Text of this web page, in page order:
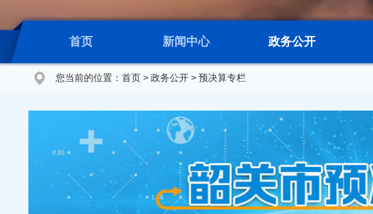
首页 新闻中心 政务公开
您当前的位置： 首页 > 政务公开 > 预决算专栏